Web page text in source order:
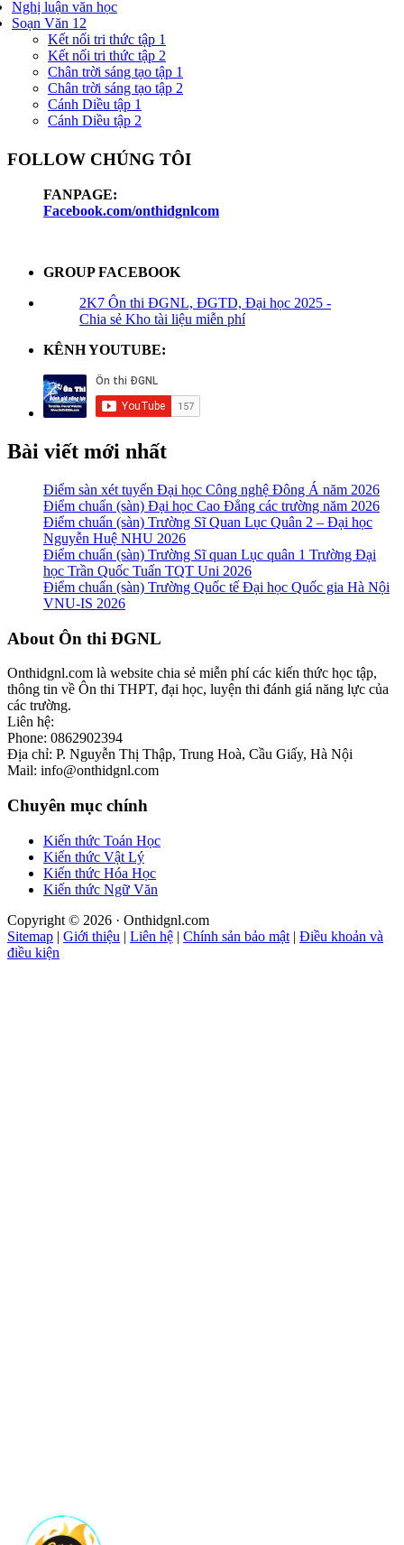
Nghị luận văn học
Soạn Văn 12
Kết nối tri thức tập 1
Kết nối tri thức tập 2
Chân trời sáng tạo tập 1
Chân trời sáng tạo tập 2
Cánh Diều tập 1
Cánh Diều tập 2
FOLLOW CHÚNG TÔI
FANPAGE:
Facebook.com/onthidgnlcom
GROUP FACEBOOK
2K7 Ôn thi ĐGNL, ĐGTD, Đại học 2025 -
Chia sẻ Kho tài liệu miễn phí
KÊNH YOUTUBE:
Bài viết mới nhất
Điểm sàn xét tuyển Đại học Công nghệ Đông Á năm 2026
Điểm chuẩn (sàn) Đại học Cao Đẳng các trường năm 2026
Điểm chuẩn (sàn) Trường Sĩ Quan Lục Quân 2 – Đại học
Nguyễn Huệ NHU 2026
Điểm chuẩn (sàn) Trường Sĩ quan Lục quân 1 Trường Đại
học Trần Quốc Tuấn TQT Uni 2026
Điểm chuẩn (sàn) Trường Quốc tế Đại học Quốc gia Hà Nội
VNU-IS 2026
Footer
About Ôn thi ĐGNL
Onthidgnl.com là website chia sẻ miễn phí các kiến thức học tập,
thông tin về Ôn thi THPT, đại học, luyện thi đánh giá năng lực của
các trường.
Liên hệ:
Phone: 0862902394
Địa chỉ: P. Nguyễn Thị Thập, Trung Hoà, Cầu Giấy, Hà Nội
Mail: info@onthidgnl.com
Chuyên mục chính
Kiến thức Toán Học
Kiến thức Vật Lý
Kiến thức Hóa Học
Kiến thức Ngữ Văn
Copyright © 2026 · Onthidgnl.com
Sitemap | Giới thiệu | Liên hệ | Chính sản bảo mật | Điều khoản và
điều kiện